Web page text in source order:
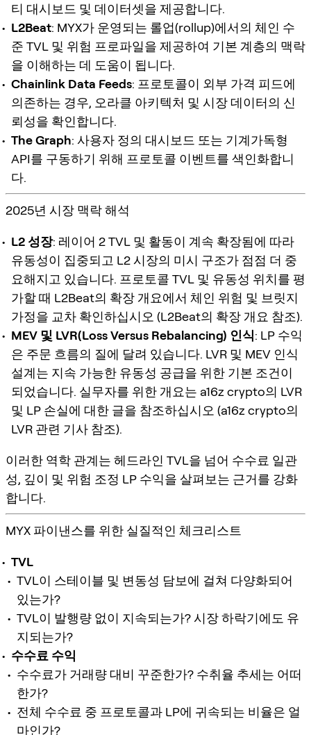
티 대시보드 및 데이터셋을 제공합니다.
L2Beat: MYX가 운영되는 롤업(rollup)에서의 체인 수
준 TVL 및 위험 프로파일을 제공하여 기본 계층의 맥락
을 이해하는 데 도움이 됩니다.
Chainlink Data Feeds: 프로토콜이 외부 가격 피드에
의존하는 경우, 오라클 아키텍처 및 시장 데이터의 신
뢰성을 확인합니다.
The Graph: 사용자 정의 대시보드 또는 기계가독형
API를 구동하기 위해 프로토콜 이벤트를 색인화합니
다.
2025년 시장 맥락 해석
L2 성장: 레이어 2 TVL 및 활동이 계속 확장됨에 따라
유동성이 집중되고 L2 시장의 미시 구조가 점점 더 중
요해지고 있습니다. 프로토콜 TVL 및 유동성 위치를 평
가할 때 L2Beat의 확장 개요에서 체인 위험 및 브릿지
가정을 교차 확인하십시오 (L2Beat의 확장 개요 참조).
MEV 및 LVR(Loss Versus Rebalancing) 인식: LP 수익
은 주문 흐름의 질에 달려 있습니다. LVR 및 MEV 인식
설계는 지속 가능한 유동성 공급을 위한 기본 조건이
되었습니다. 실무자를 위한 개요는 a16z crypto의 LVR
및 LP 손실에 대한 글을 참조하십시오 (a16z crypto의
LVR 관련 기사 참조).
이러한 역학 관계는 헤드라인 TVL을 넘어 수수료 일관
성, 깊이 및 위험 조정 LP 수익을 살펴보는 근거를 강화
합니다.
MYX 파이낸스를 위한 실질적인 체크리스트
TVL
TVL이 스테이블 및 변동성 담보에 걸쳐 다양화되어
있는가?
TVL이 발행량 없이 지속되는가? 시장 하락기에도 유
지되는가?
수수료 수익
수수료가 거래량 대비 꾸준한가? 수취율 추세는 어떠
한가?
전체 수수료 중 프로토콜과 LP에 귀속되는 비율은 얼
마인가?